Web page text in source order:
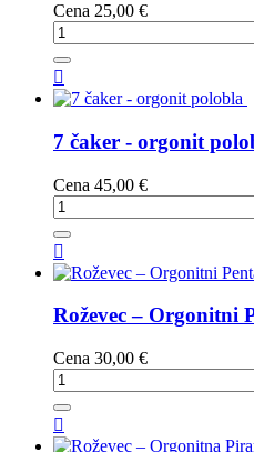
Cena 25,00 €

7 čaker - orgonit
Cena 45,00 €

Roževec – Orgonitni
Cena 30,00 €
